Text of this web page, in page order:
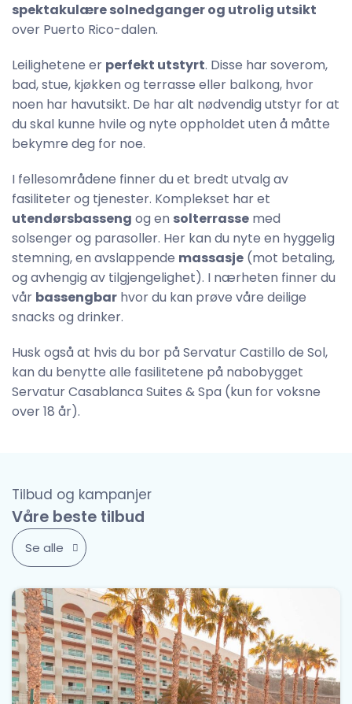
spektakulære solnedganger og utrolig utsikt
over Puerto Rico-dalen.
Leilighetene er perfekt utstyrt. Disse har soverom,
bad, stue, kjøkken og terrasse eller balkong, hvor
noen har havutsikt. De har alt nødvendig utstyr for at
du skal kunne hvile og nyte oppholdet uten å måtte
bekymre deg for noe.
I fellesområdene finner du et bredt utvalg av
fasiliteter og tjenester. Komplekset har et
utendørsbasseng og en solterrasse med
solsenger og parasoller. Her kan du nyte en hyggelig
stemning, en avslappende massasje (mot betaling,
og avhengig av tilgjengelighet). I nærheten finner du
vår bassengbar hvor du kan prøve våre deilige
snacks og drinker.
Husk også at hvis du bor på Servatur Castillo de Sol,
kan du benytte alle fasilitetene på nabobygget
Servatur Casablanca Suites & Spa (kun for voksne
over 18 år).
Tilbud og kampanjer
Våre beste tilbud
Se alle